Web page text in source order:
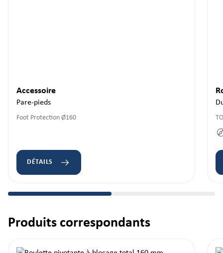
Accessoire
Pare-pieds
Foot Protection Ø160
DÉTAILS
Ignorer la galerie de produits
Produits correspondants